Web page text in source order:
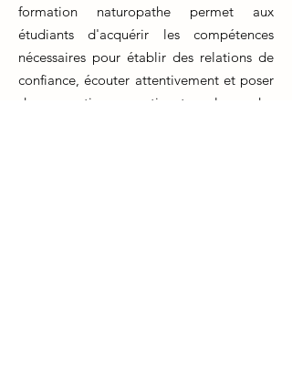
formation naturopathe permet aux
étudiants d'acquérir les compétences
nécessaires pour établir des relations de
confiance, écouter attentivement et poser
des questions pertinentes lors des